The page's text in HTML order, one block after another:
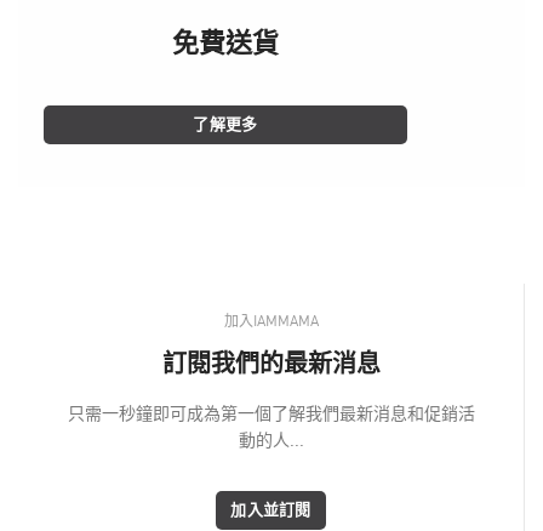
免費送貨
了解更多
加入IAMMAMA
訂閱我們的最新消息
只需一秒鐘即可成為第一個了解我們最新消息和促銷活
動的人...
加入並訂閱